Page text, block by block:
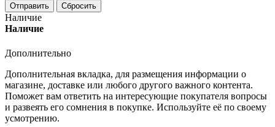
Отправить Сбросить
Наличие
Наличие
Дополнительно
Дополнительная вкладка, для размещения информации о
магазине, доставке или любого другого важного контента.
Поможет вам ответить на интересующие покупателя вопросы
и развеять его сомнения в покупке. Используйте её по своему
усмотрению.